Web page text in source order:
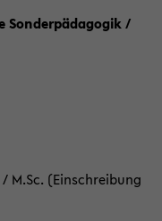
Sonderpädagogik /
(Einschreibung